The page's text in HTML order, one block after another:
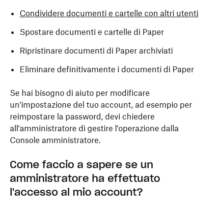
Condividere documenti e cartelle con altri utenti
Spostare documenti e cartelle di Paper
Ripristinare documenti di Paper archiviati
Eliminare definitivamente i documenti di Paper
Se hai bisogno di aiuto per modificare
un'impostazione del tuo account, ad esempio per
reimpostare la password, devi chiedere
all'amministratore di gestire l'operazione dalla
Console amministratore.
Come faccio a sapere se un
amministratore ha effettuato
l'accesso al mio account?